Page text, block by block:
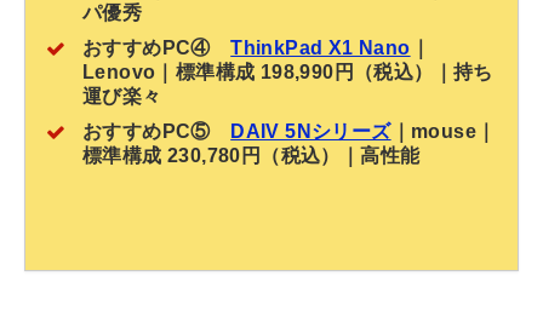
パ優秀
おすすめPC④ThinkPad X1 Nano
Lenovo｜標準構成 198,990円（税込）｜持ち
運び楽々
おすすめPC⑤
DAIV 5Nシリーズ｜mouse｜
標準構成 230,780円（税込）｜高性能